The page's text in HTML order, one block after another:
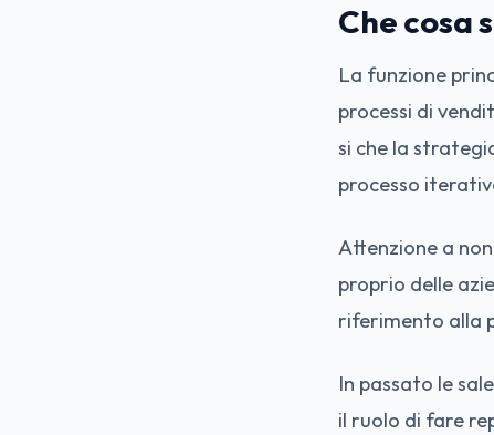
Che cosa
La funzione
processi di
si che la
processo
Attenzione a
proprio delle
riferimento alla
In passato le
il ruolo di fare